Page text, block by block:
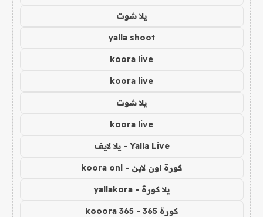
يلا شوت
yalla shoot
koora live
koora live
يلا شوت
koora live
Yalla Live - يلا لايف
كورة اون لاين - koora onl
يلا كورة - yallakora
كورة 365 - kooora 365